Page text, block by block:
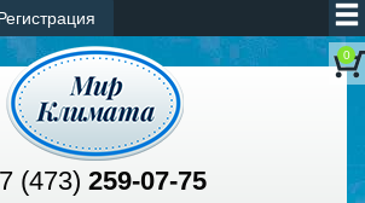
0
(473) 259-07-75